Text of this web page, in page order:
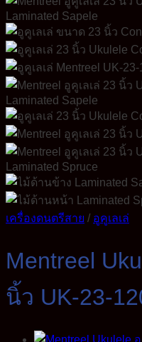
เครื่องดนตรีสาย / อูคูเลเล่
Mentreel
นิ้ว UK-23-